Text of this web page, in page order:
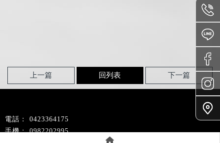
上一篇 回列表 下一篇
0423364175
0982202995